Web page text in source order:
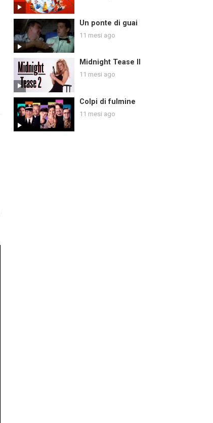
Un ponte di guai
11 mesi ago
Midnight Tease II
11 mesi ago
Colpi di fulmine
11 mesi ago